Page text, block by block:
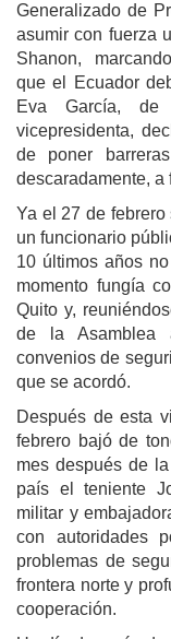
Generalizado de
asumir con fuerza
Shanon,
que el Ecuador
Eva García, de
vicepresidenta,
de poner
descaradamente, a
Ya el 27 de
un funcionario
10 últimos años
momento fungía
Quito y,
de la Asamblea
convenios de
que se acordó.
Después de esta
febrero bajó de
mes después de
país el teniente
militar y
con autoridades
problemas de
frontera norte y
cooperación.